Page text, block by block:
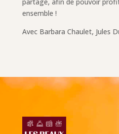
ensemble !
Avec Barbara Chaulet, Jules